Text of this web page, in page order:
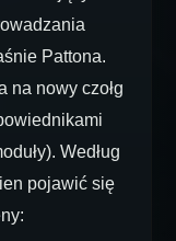
Pattona.
na nowy czołg
Według
pojawić się